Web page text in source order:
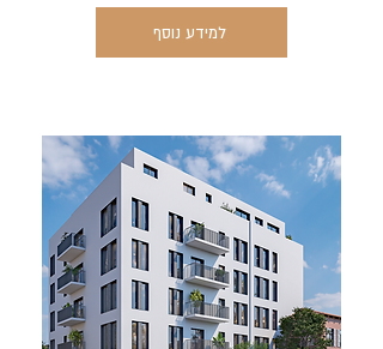
למידע נוסף